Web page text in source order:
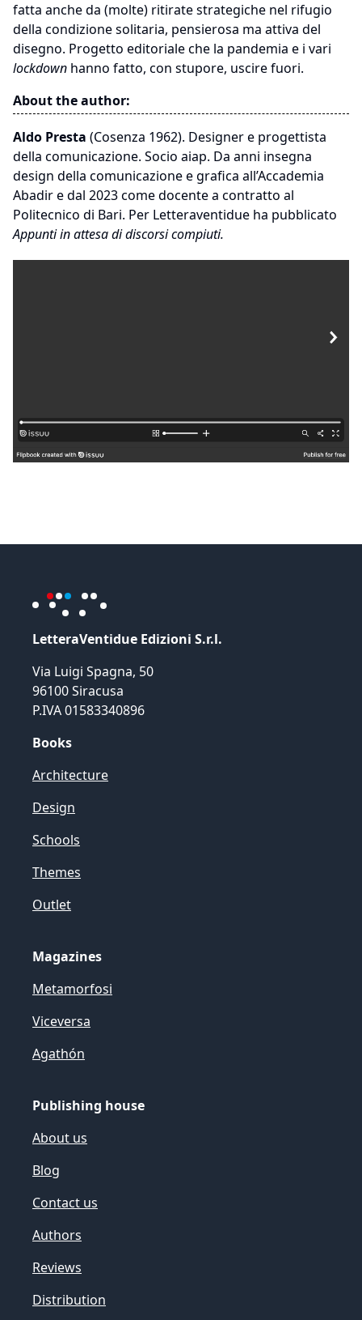
fatta anche da (molte) ritirate strategiche nel rifugio
della condizione solitaria, pensierosa ma attiva del
disegno. Progetto editoriale che la pandemia e i vari
lockdown hanno fatto, con stupore, uscire fuori.
About the author:
Aldo Presta (Cosenza 1962). Designer e progettista
della comunicazione. Socio aiap. Da anni insegna
design della comunicazione e grafica all’Accademia
Abadir e dal 2023 come docente a contratto al
Politecnico di Bari. Per Letteraventidue ha pubblicato
Appunti in attesa di discorsi compiuti.
LetteraVentidue Edizioni S.r.l.
Via Luigi Spagna, 50
96100 Siracusa
P.IVA 01583340896
Books
Architecture
Design
Schools
Themes
Outlet
Magazines
Metamorfosi
Viceversa
Agathón
Publishing house
About us
Blog
Contact us
Authors
Reviews
Distribution